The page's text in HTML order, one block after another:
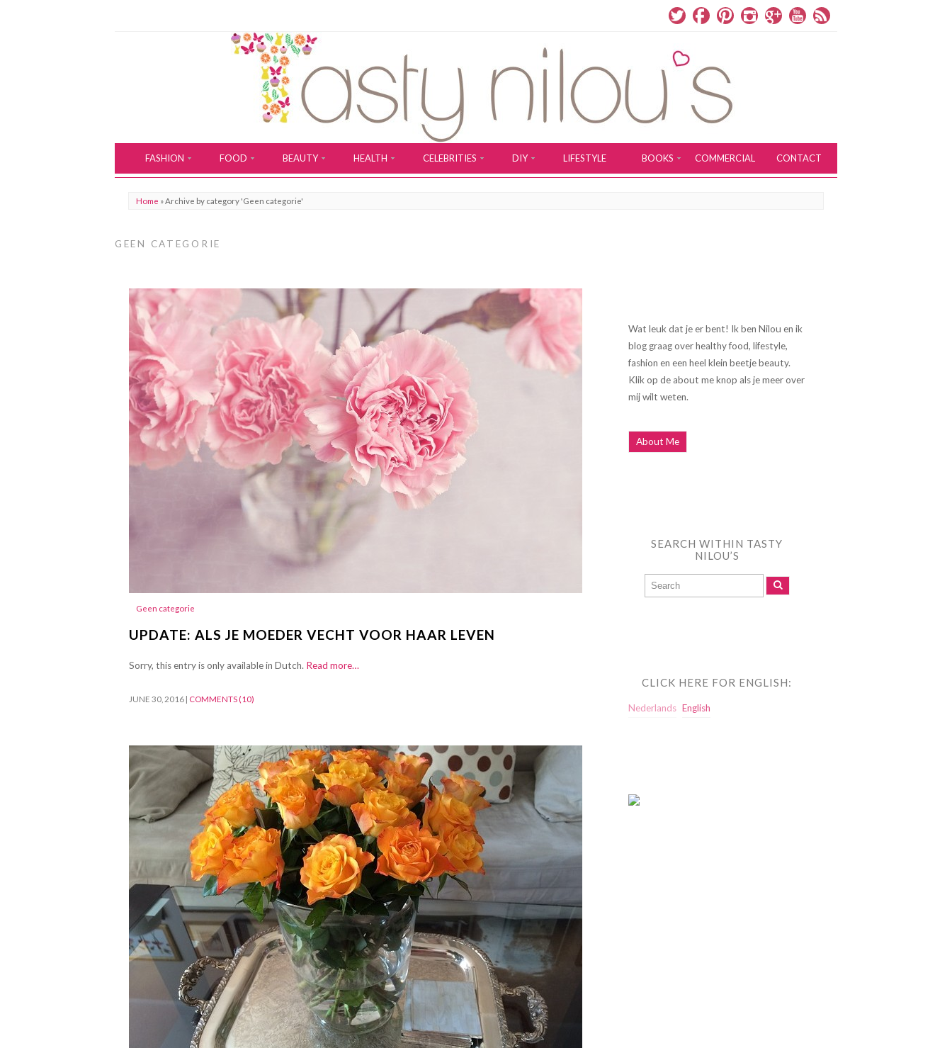
FASHION FOOD BEAUTY HEALTH CELEBRITIES DIY LIFESTYLE BOOKS COMMERCIAL CONTACT
Home »Archive by category 'Geen categorie'
GEEN CATEGORIE
Geen categorie
UPDATE: ALS JE MOEDER VECHT VOOR HAAR LEVEN
Sorry, this entry is only available in Dutch. Read more…
JUNE 30, 2016 | COMMENTS (10)
Wat leuk dat je er bent! Ik ben Nilou en ik
blog graag over healthy food, lifestyle,
fashion en een heel klein beetje beauty.
Klik op de about me knop als je meer over
mij wilt weten.
About Me
SEARCH WITHIN TASTY
NILOU’S
CLICK HERE FOR ENGLISH:
Nederlands English